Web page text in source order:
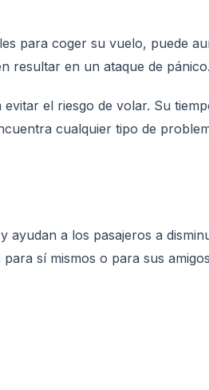
para coger su vuelo, puede
resultar en un ataque de pánico.
el riesgo de volar. Su
cualquier tipo de
a los pasajeros a
sí mismos o para sus